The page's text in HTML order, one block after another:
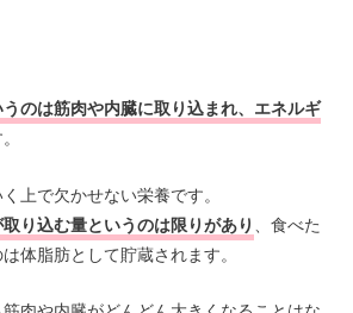
のは筋肉や内臓に取り込まれ、エネルギ
上で欠かせない栄養です。
り込む量というのは限りがあり
、食べた
体脂肪として貯蔵されます。